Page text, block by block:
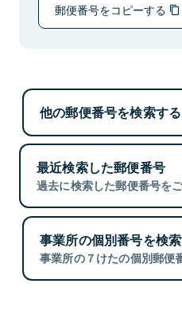
郵便番号をコピーする
他の郵便番号を検索する
最近検索した郵便番号
過去に検索した郵便番号を
事業所の個別番号を検
事業所の７けたの個別郵便